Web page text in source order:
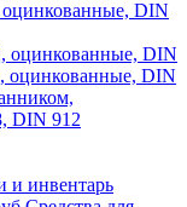
DIN
оцинкованные, DIN
оцинкованные, DIN
DIN 912
и инвентарь